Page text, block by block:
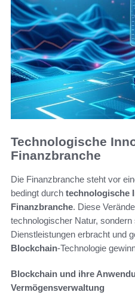
Technologische
Finanzbranche
Die Finanzbranche steht vor
bedingt durch technologische
Finanzbranche. Diese
technologischer Natur,
Dienstleistungen erbracht und
Blockchain-Technologie
Blockchain und ihre
Vermögensverwaltung